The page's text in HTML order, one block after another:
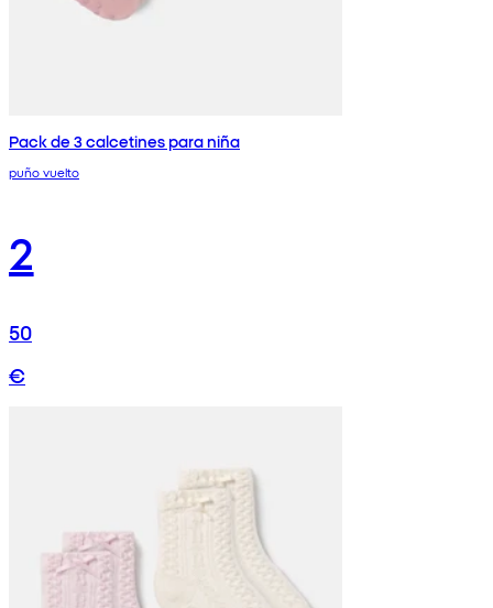
Pack de 3 calcetines para niña
puño vuelto
2
50
€